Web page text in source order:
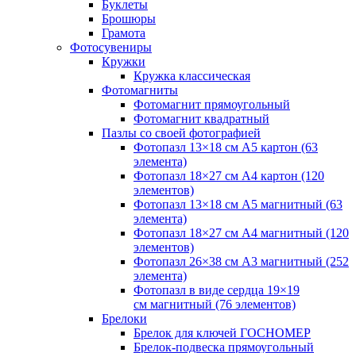
Буклеты
Брошюры
Грамота
Фотосувениры
Кружки
Кружка классическая
Фотомагниты
Фотомагнит прямоугольный
Фотомагнит квадратный
Пазлы со своей фотографией
Фотопазл 13×18 см А5 картон (63
элемента)
Фотопазл 18×27 см А4 картон (120
элементов)
Фотопазл 13×18 см А5 магнитный (63
элемента)
Фотопазл 18×27 см А4 магнитный (120
элементов)
Фотопазл 26×38 см А3 магнитный (252
элемента)
Фотопазл в виде сердца 19×19
см магнитный (76 элементов)
Брелоки
Брелок для ключей ГОСНОМЕР
Брелок-подвеска прямоугольный